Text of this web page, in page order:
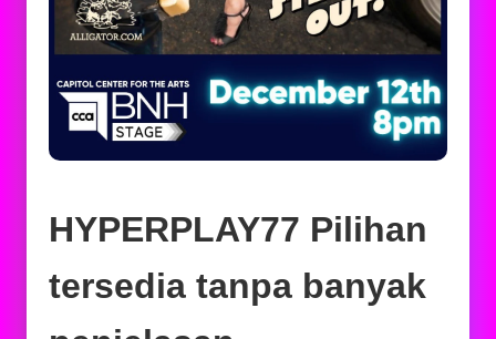
HYPERPLAY77 Pilihan
tersedia tanpa banyak